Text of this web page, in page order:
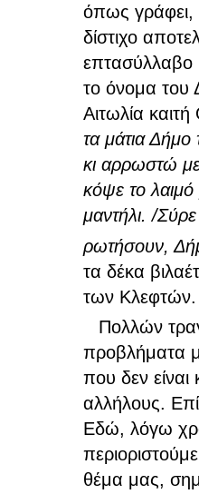
όπως γράφει,
δίστιχο
επτασύλλαβο
το όνομα του
Αιτωλία
τα μάτια
κι αρρωστώ
κόψε το
μαντήλι. /
ρωτήσουν,
τα δέκα
των Κλεφτών.
Πολλών
προβλήματα
που δεν είναι
αλλήλους.
Εδώ, λόγω
θέμα μας,